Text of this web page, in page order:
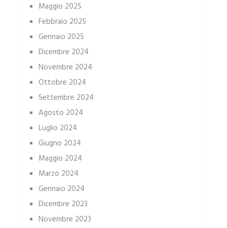
Maggio 2025
Febbraio 2025
Gennaio 2025
Dicembre 2024
Novembre 2024
Ottobre 2024
Settembre 2024
Agosto 2024
Luglio 2024
Giugno 2024
Maggio 2024
Marzo 2024
Gennaio 2024
Dicembre 2023
Novembre 2023